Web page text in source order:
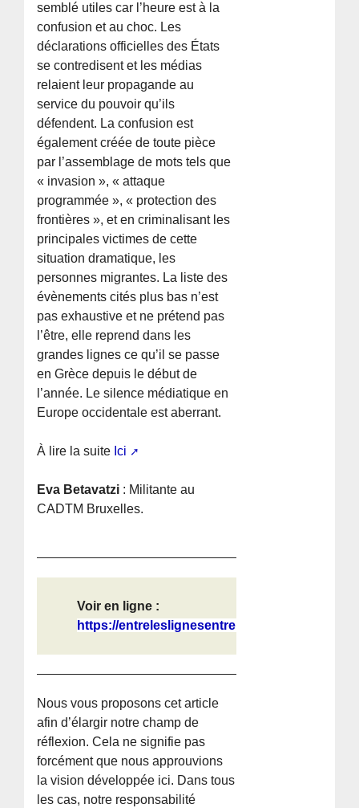
semblé utiles car l’heure est à la
confusion et au choc. Les
déclarations officielles des États
se contredisent et les médias
relaient leur propagande au
service du pouvoir qu’ils
défendent. La confusion est
également créée de toute pièce
par l’assemblage de mots tels que
« invasion », « attaque
programmée », « protection des
frontières », et en criminalisant les
principales victimes de cette
situation dramatique, les
personnes migrantes. La liste des
évènements cités plus bas n’est
pas exhaustive et ne prétend pas
l’être, elle reprend dans les
grandes lignes ce qu’il se passe
en Grèce depuis le début de
l’année. Le silence médiatique en
Europe occidentale est aberrant.
À lire la suite Ici
Eva Betavatzi : Militante au
CADTM Bruxelles.
Voir en ligne :
https://entreleslignesentrelesmots....
Nous vous proposons cet article
afin d’élargir notre champ de
réflexion. Cela ne signifie pas
forcément que nous approuvions
la vision développée ici. Dans tous
les cas, notre responsabilité